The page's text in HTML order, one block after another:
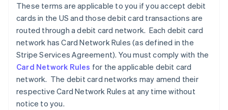
These terms are applicable to you if you accept debit
cards in the US and those debit card transactions are
routed through a debit card network. Each debit card
network has Card Network Rules (as defined in the
Stripe Services Agreement). You must comply with the
Card Network Rules for the applicable debit card
network. The debit card networks may amend their
respective Card Network Rules at any time without
notice to you.
Italië
ItalianoEnglish
Japan
Kroatië
English Italiano
Letland
English
Liechtenstein